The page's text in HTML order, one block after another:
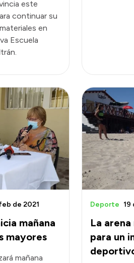
este
continuar su
en
Escuela
mañana
mayores
de 2021
mañana
La
para un
Deporte 19